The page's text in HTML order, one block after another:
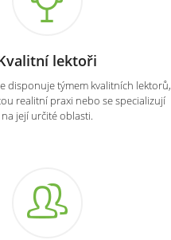
lektoři
disponuje týmem kvalitních lektorů,
realitní praxi nebo se specializují
na její určité oblasti.